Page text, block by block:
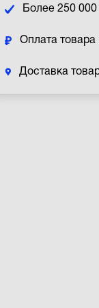
Более 250 000
Оплата товара
Доставка